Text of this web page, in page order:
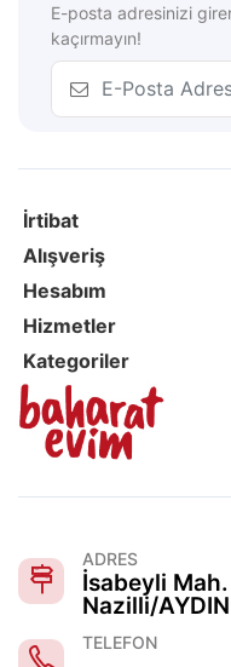
E-posta adresinizi
kaçırmayın!
İrtibat
Alışveriş
Hesabım
Hizmetler
Kategoriler
ADRES
İsabeyli
Nazilli/AYDIN
TELEFON